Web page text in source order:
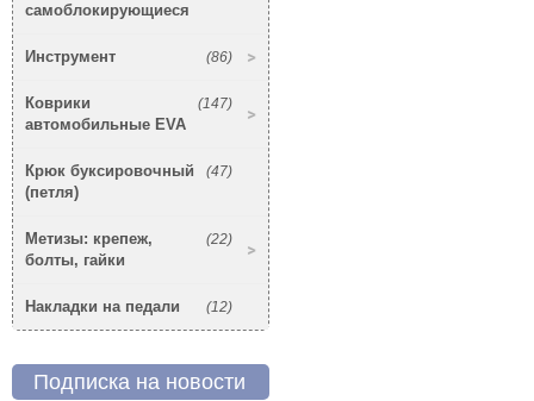
самоблокирующиеся
(86)
Инструмент
(147)
Коврики
автомобильные EVA
(47)
Крюк буксировочный
(петля)
(22)
Метизы: крепеж,
болты, гайки
(12)
Накладки на педали
Подписка на новости